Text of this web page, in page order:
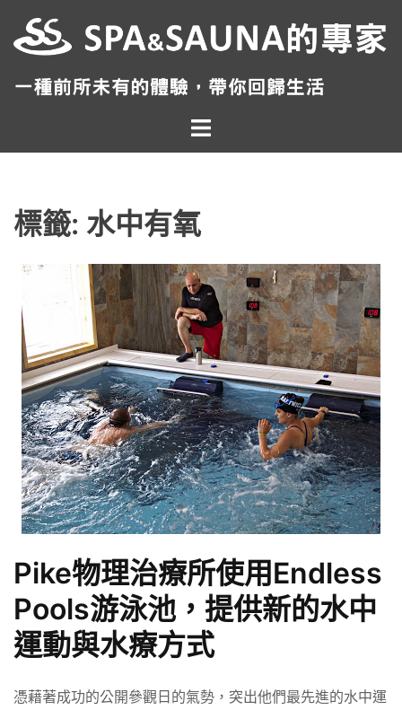
至
Toggle
menu
標籤: 水中有氧
Pike物理治療所使用Endless
Pools游泳池，提供新的水中
運動與水療方式
憑藉著成功的公開參觀日的氣勢，突出他們最先進的水中運